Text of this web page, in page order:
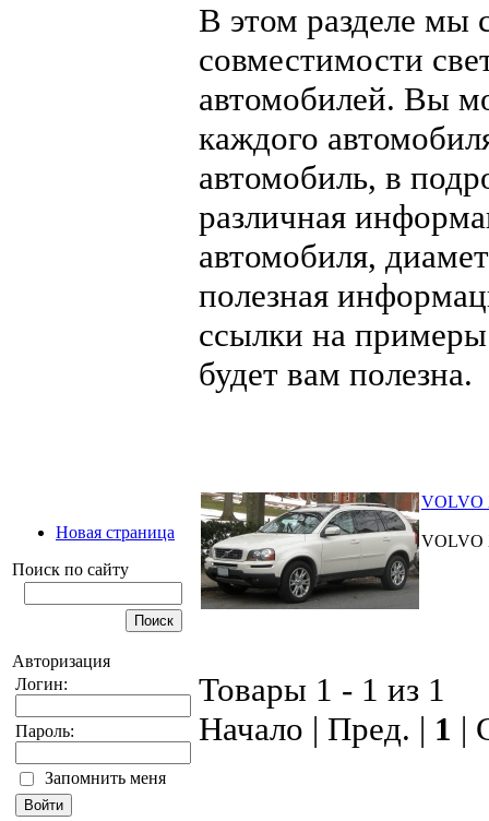
Новая страница
Поиск по сайту
Авторизация
Логин:
Пароль:
Запомнить меня
В этом разделе
совместимости
автомобилей. Вы
каждого
автомобиль, в
различная
автомобиля,
полезная
ссылки на
будет вам полезна.
VOLVO
VOLVO
Товары 1 - 1 из 1
Начало | Пред. | 1 |